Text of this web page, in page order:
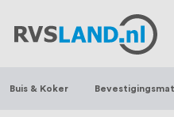
RVS Land is een
trapleuningen,
een eigen
Buis & Koker